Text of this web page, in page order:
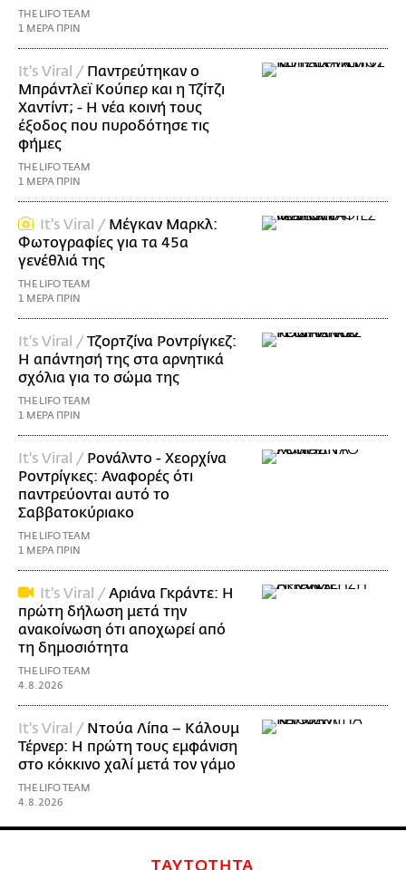
THE LIFO TEAM
1 ΜΕΡΑ ΠΡΙΝ
It's Viral / Παντρεύτηκαν ο
Μπράντλεϊ Κούπερ και η Τζίτζι
Χαντίντ; - Η νέα κοινή τους
έξοδος που πυροδότησε τις
φήμες
THE LIFO TEAM
1 ΜΕΡΑ ΠΡΙΝ
It's Viral / Μέγκαν Μαρκλ:
Φωτογραφίες για τα 45α
γενέθλιά της
THE LIFO TEAM
1 ΜΕΡΑ ΠΡΙΝ
It's Viral /Τζορτζίνα Ροντρίγκεζ:
Η απάντησή της στα αρνητικά
σχόλια για το σώμα της
THE LIFO TEAM
1 ΜΕΡΑ ΠΡΙΝ
It's Viral / Ρονάλντο - Χεορχίνα
Ροντρίγκες: Αναφορές ότι
παντρεύονται αυτό το
Σαββατοκύριακο
THE LIFO TEAM
1 ΜΕΡΑ ΠΡΙΝ
It's Viral /Αριάνα Γκράντε: Η
πρώτη δήλωση μετά την
ανακοίνωση ότι αποχωρεί από
τη δημοσιότητα
THE LIFO TEAM
4.8.2026
It's Viral / Ντούα Λίπα – Κάλουμ
Τέρνερ: Η πρώτη τους εμφάνιση
στο κόκκινο χαλί μετά τον γάμο
THE LIFO TEAM
4.8.2026
ΤΑΥΤΟΤΗΤΑ